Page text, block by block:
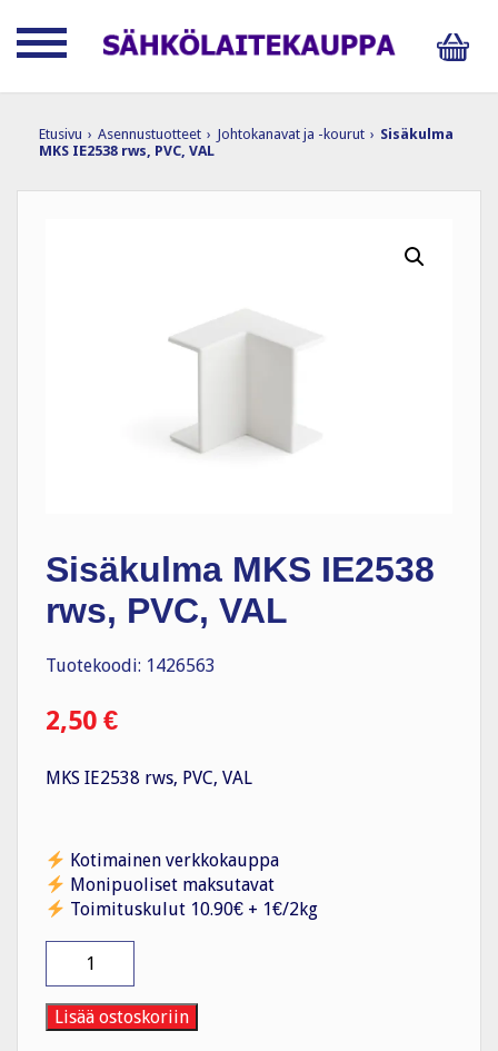
Etusivu › Asennustuotteet › Johtokanavat ja -kourut › Sisäkulma
MKS IE2538 rws, PVC, VAL
Sisäkulma MKS IE2538
rws, PVC, VAL
Tuotekoodi: 1426563
2,50 €
MKS IE2538 rws, PVC, VAL
Kotimainen verkkokauppa
Monipuoliset maksutavat
Toimituskulut 10.90€ + 1€/2kg
IE2538
rws,
PVC,
Lisää ostoskoriin